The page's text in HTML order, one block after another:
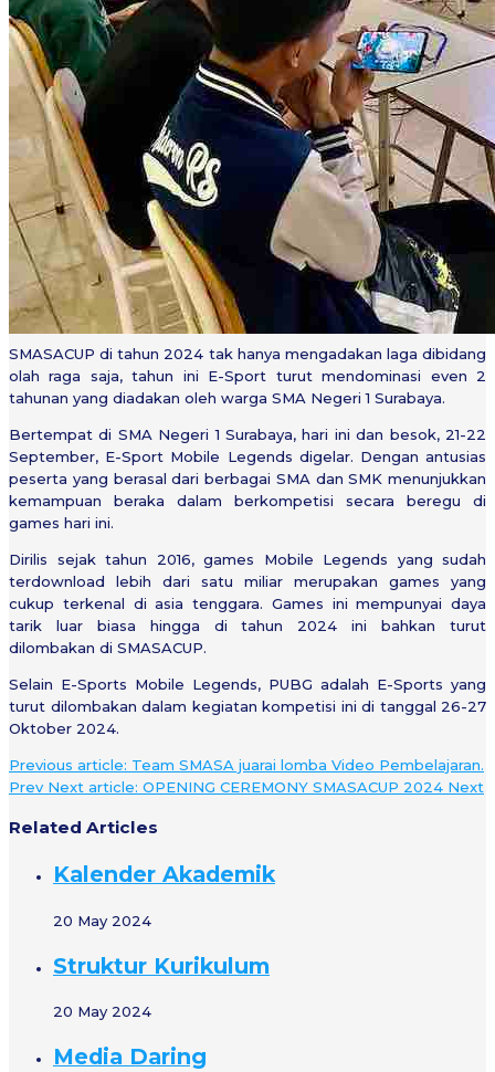
SMASACUP di tahun 2024 tak hanya mengadakan laga dibidang
olah raga saja, tahun ini E-Sport turut mendominasi even 2
tahunan yang diadakan oleh warga SMA Negeri 1 Surabaya.
Bertempat di SMA Negeri 1 Surabaya, hari ini dan besok, 21-22
September, E-Sport Mobile Legends digelar. Dengan antusias
peserta yang berasal dari berbagai SMA dan SMK menunjukkan
kemampuan beraka dalam berkompetisi secara beregu di
games hari ini.
Dirilis sejak tahun 2016, games Mobile Legends yang sudah
terdownload lebih dari satu miliar merupakan games yang
cukup terkenal di asia tenggara. Games ini mempunyai daya
tarik luar biasa hingga di tahun 2024 ini bahkan turut
dilombakan di SMASACUP.
Selain E-Sports Mobile Legends, PUBG adalah E-Sports yang
turut dilombakan dalam kegiatan kompetisi ini di tanggal 26-27
Oktober 2024.
Previous article: Team SMASA juarai lomba Video Pembelajaran.
Prev Next article: OPENING CEREMONY SMASACUP 2024 Next
Related Articles
Kalender Akademik
20 May 2024
Struktur Kurikulum
20 May 2024
Media Daring